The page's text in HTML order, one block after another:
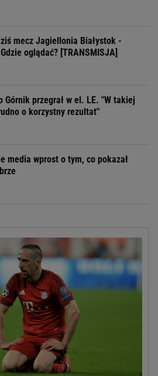
mecz Jagiellonia Białystok -
oglądać? [TRANSMISJA]
Górnik przegrał w el. LE. "W takiej
o korzystny rezultat"
media wprost o tym, co pokazał